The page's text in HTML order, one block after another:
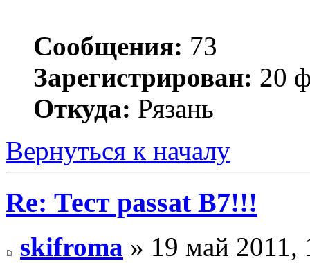
Сообщения: 73
Зарегистрирован: 20
Откуда: Рязань
Вернуться к началу
Re: Тест passat B7!!!
skifroma » 19 май 2011,